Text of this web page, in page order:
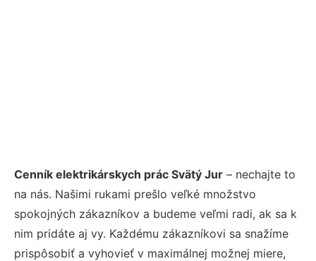
Cenník elektrikárskych prác Svätý Jur – nechajte to
na nás. Našimi rukami prešlo veľké množstvo
spokojných zákazníkov a budeme veľmi radi, ak sa k
nim pridáte aj vy. Každému zákazníkovi sa snažíme
prispôsobiť a vyhovieť v maximálnej možnej miere,